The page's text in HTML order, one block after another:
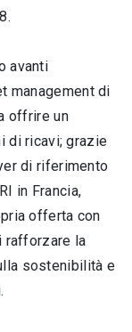
avanti
management di
offrire un
di ricavi; grazie
di riferimento
in Francia,
offerta con
rafforzare la
sostenibilità e